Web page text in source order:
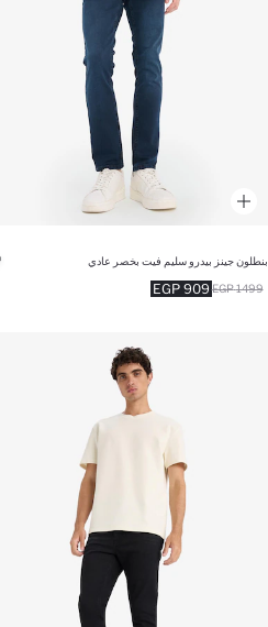
بنطلون جينز بيدرو سليم فيت بخصر عادي
909 EGP 1499 EGP